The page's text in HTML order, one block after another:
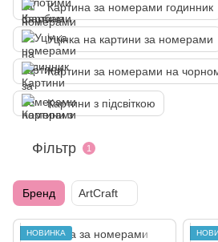
Картина за номерами годинник
Уцінка на картини за номерами
Картини за номерами на
Картини з підсвіткою
Фільтр 1
Бренд ArtCraft
НОВИНКА